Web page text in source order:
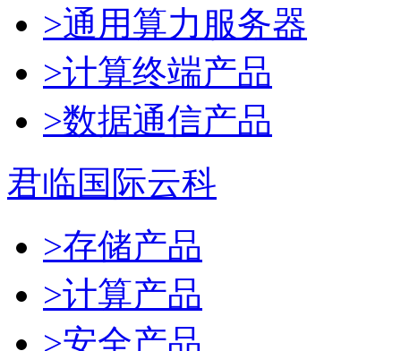
>通用算力服务器
>计算终端产品
>数据通信产品
君临国际云科
>存储产品
>计算产品
>安全产品